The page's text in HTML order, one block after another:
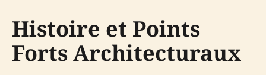
Histoire et Points
Forts Architecturaux